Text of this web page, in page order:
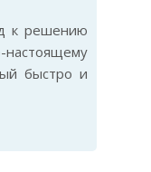
к решению
быстро и